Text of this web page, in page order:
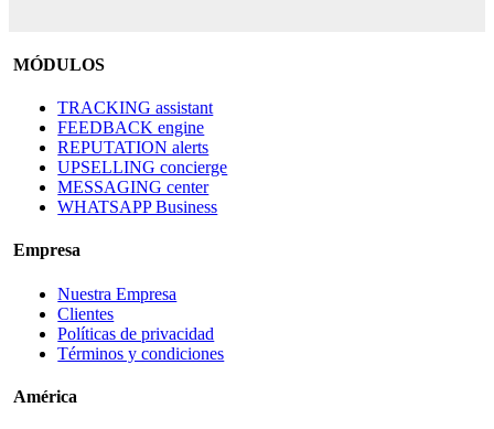
MÓDULOS
TRACKING assistant
FEEDBACK engine
REPUTATION alerts
UPSELLING concierge
MESSAGING center
WHATSAPP Business
Empresa
Nuestra Empresa
Clientes
Políticas de privacidad
Términos y condiciones
América